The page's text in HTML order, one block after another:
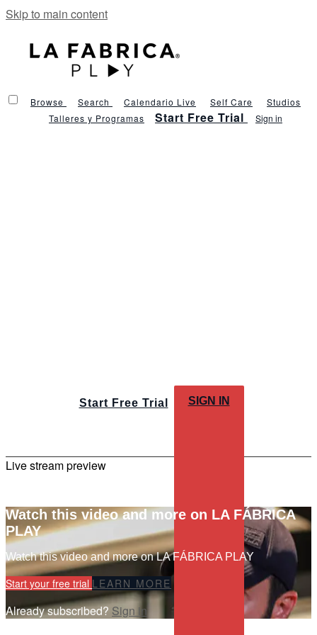
Skip to main content
Browse Search Calendario Live Self Care
Studios
Talleres y Programas
Start Free Trial Sign in
Start Free Trial SIGN IN
Live stream preview
Watch this video and more on LA FÁBRICA
PLAY
Watch this video and more on LA FÁBRICA PLAY
Start your free trial LEARN MORE
Already subscribed? Sign in